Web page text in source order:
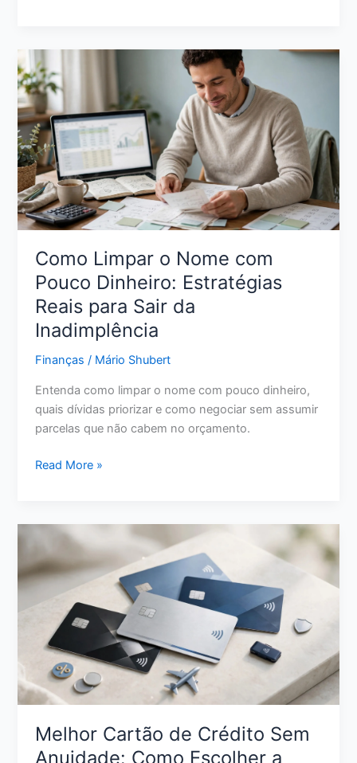
de
Crédito:
11
Ações
Reais
para
Melhorar
Sua
Pontuação
Como Limpar o Nome com
Pouco Dinheiro: Estratégias
Reais para Sair da
Inadimplência
Finanças / Mário Shubert
Entenda como limpar o nome com pouco dinheiro,
quais dívidas priorizar e como negociar sem assumir
parcelas que não cabem no orçamento.
Como
Nome
Pouco
Dinheiro:
Reais
para
Sair
da
Inadimplência
Read More »
Melhor Cartão de Crédito Sem
Anuidade: Como Escolher a